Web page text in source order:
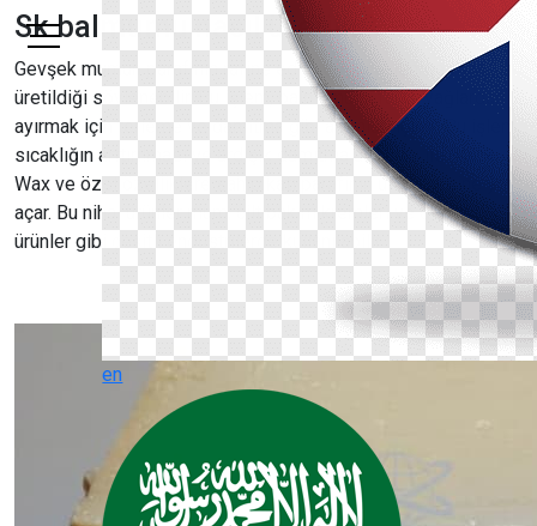
en
Sk balmumu nasıl üretilir?
Gevşek mumun parafinin rafine edilmesi ve işlenmesiyle
üretildiği söylenebilir. Bu işlem, balmumunu farklı yağlardan
ayırmak için terleme ve damıtma gibi adımları içerir. Bu işlem,
sıcaklığın arttırılması ve ardışık damıtma adımları ile Slack
Wax ve özel özelliklere sahip katı parafinin üretilmesine yol
açar. Bu nihai ürünler mum, cilt bakım kremleri ve diğer
ürünler gibi çeşitli endüstrilerde kullanılabilir.